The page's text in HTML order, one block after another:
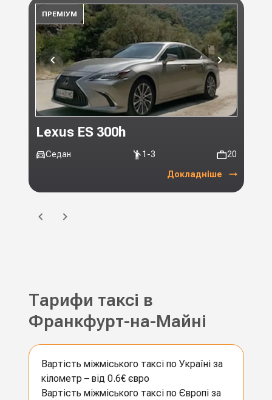
ПРЕМІУМ
Lexus ES 300h
Седан 1-3 20
Докладніше
Тарифи таксі в
Франкфурт-на-Майні
Вартість міжміського таксі по Україні за
кілометр – від 0.6€ євро
Вартість міжміського таксі по Європі за